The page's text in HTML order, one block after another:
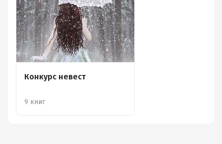
Конкурс невест
9 книг